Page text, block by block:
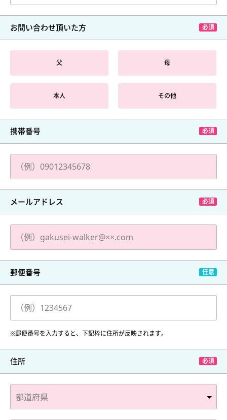
お問い合わせ頂いた方
父 母
本人 その他
携帯番号
メールアドレス
郵便番号
※郵便番号を入力すると、下記枠に住所が反映されます。
住所